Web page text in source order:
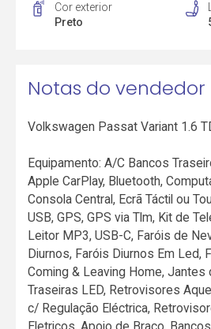
Cor exterior
Preto
Notas do vendedor
Volkswagen Passat Variant 1.6
Equipamento: A/C Bancos
Apple CarPlay, Bluetooth,
Consola Central, Ecrã Táctil ou
USB, GPS, GPS via Tlm, Kit de
Leitor MP3, USB-C, Faróis de
Diurnos, Faróis Diurnos Em Led,
Coming & Leaving Home,
Traseiras LED, Retrovisores
c/ Regulação Eléctrica,
Eletricos, Apoio de Braço,